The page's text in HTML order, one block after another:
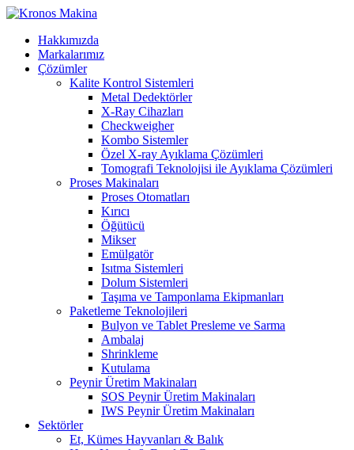
Hakkımızda
Markalarımız
Çözümler
Kalite Kontrol Sistemleri
Metal Dedektörler
X-Ray Cihazları
Checkweigher
Kombo Sistemler
Özel X-ray Ayıklama Çözümleri
Tomografi Teknolojisi ile Ayıklama Çözümleri
Proses Makinaları
Proses Otomatları
Kırıcı
Öğütücü
Mikser
Emülgatör
Isıtma Sistemleri
Dolum Sistemleri
Taşıma ve Tamponlama Ekipmanları
Paketleme Teknolojileri
Bulyon ve Tablet Presleme ve Sarma
Ambalaj
Shrinkleme
Kutulama
Peynir Üretim Makinaları
SOS Peynir Üretim Makinaları
IWS Peynir Üretim Makinaları
Sektörler
Et, Kümes Hayvanları & Balık